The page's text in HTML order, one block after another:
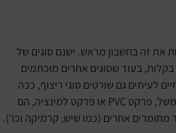
מראש. ישנם סוגים של
שסוגים אחרים מוכתמים
גם שורטים סוגי ריצוף, ככה
שגם את זה צריך לשקול מראש. למשל, פרקט PVC או פרקט למינציה, הם
אחרים (כמו שיש, קרמיקה וכו').